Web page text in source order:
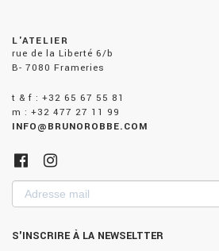
L'ATELIER
rue de la Liberté 6/b
B- 7080 Frameries
t & f : +32 65 67 55 81
m : +32 477 27 11 99
INFO@BRUNOROBBE.COM
Adresse
mail
S'INSCRIRE À LA NEWSELTTER